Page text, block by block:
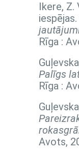
Ikere, Z.
iespējas.
Rīga :
Palīgs
Rīga :
Avots,